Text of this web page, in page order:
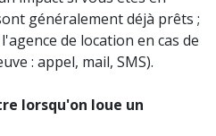
généralement déjà prêts ;
de location en cas de
: appel, mail, SMS).
lorsqu'on loue un